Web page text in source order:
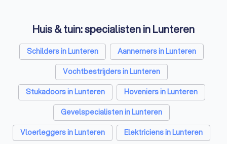
Huis & tuin: specialisten in Lunteren
Schilders in Lunteren
Aannemers in Lunteren
Vochtbestrijders in Lunteren
Stukadoors in Lunteren
Hoveniers in Lunteren
Gevelspecialisten in Lunteren
Vloerleggers in Lunteren
Elektriciens in Lunteren